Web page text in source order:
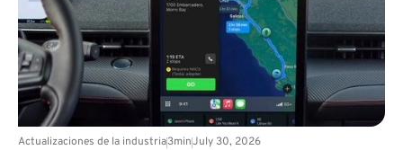
Actualizaciones de la industria3minJuly 30, 2026